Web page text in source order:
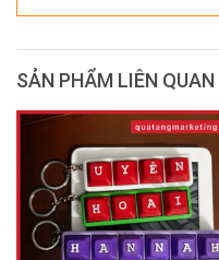
SẢN PHẨM LIÊN QUAN